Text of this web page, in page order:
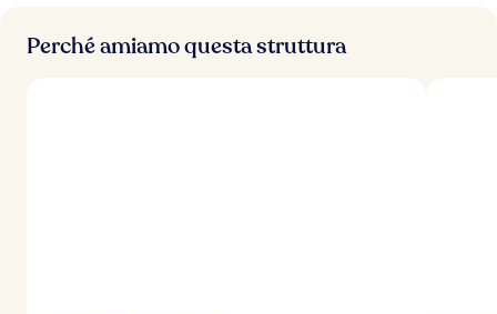
a
Perché amiamo questa struttura